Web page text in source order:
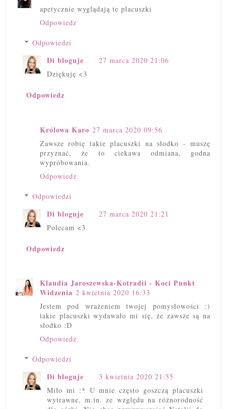
apetycznie wyglądają te placuszki
Odpowiedz
Odpowiedzi
Di bloguje
27 marca 2020 21:06
Dziękuję <3
Odpowiedz
Królowa Karo 27 marca 2020 09:56
Zawsze robię takie placuszki na słodko - muszę
przyznać, że to ciekawa odmiana, godna
wypróbowania.
Odpowiedz
Odpowiedzi
Di bloguje
27 marca 2020 21:21
Polecam <3
Odpowiedz
Klaudia Jaroszewska-Kotradii - Koci Punkt
Widzenia 2 kwietnia 2020 16:33
Jestem pod wrażeniem twojej pomysłowości :)
takie placuszki wydawało mi się, że zawsze są na
słodko :D
Odpowiedz
Odpowiedzi
Di bloguje
3 kwietnia 2020 21:55
Miło mi :* U mnie często goszczą placuszki
wytrawne, m.in. ze względu na różnorodność